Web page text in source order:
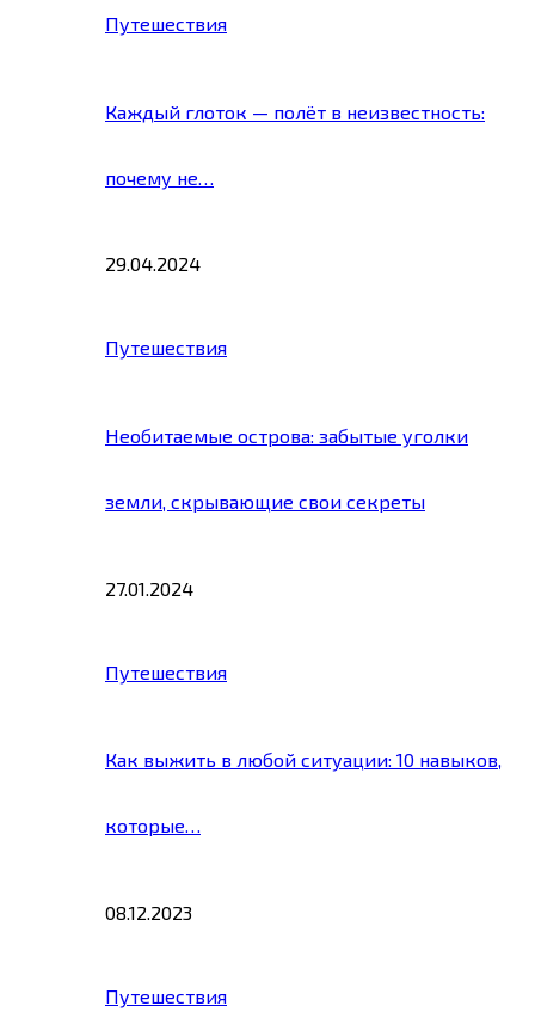
Путешествия
Каждый глоток — полёт в неизвестность:
почему не…
29.04.2024
Путешествия
Необитаемые острова: забытые уголки
земли, скрывающие свои секреты
27.01.2024
Путешествия
Как выжить в любой ситуации: 10 навыков,
которые…
08.12.2023
Путешествия